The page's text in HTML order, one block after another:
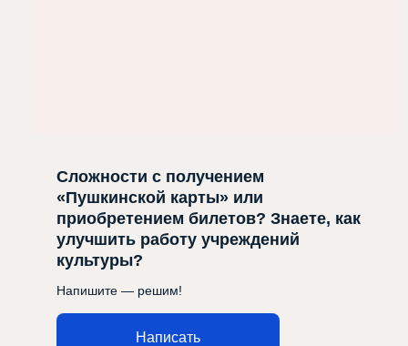
Сложности с получением
«Пушкинской карты» или
приобретением билетов? Знаете, как
улучшить работу учреждений
культуры?
Напишите — решим!
Написать